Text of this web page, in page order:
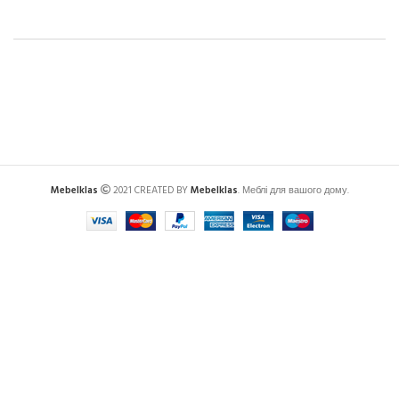
Mebelklas 2021 CREATED BYMebelklas. Меблі для вашого дому.